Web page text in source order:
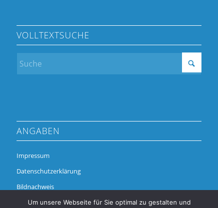
VOLLTEXTSUCHE
ANGABEN
Impressum
Datenschutzerklärung
Bildnachweis
Um unsere Webseite für Sie optimal zu gestalten und